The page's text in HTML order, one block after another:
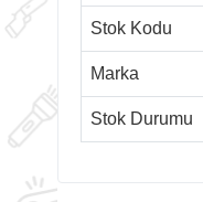
Stok Kodu
Marka
Stok Durumu